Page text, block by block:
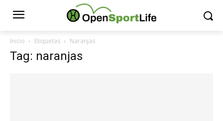
Inicio Etiquetas Naranjas
Tag: naranjas